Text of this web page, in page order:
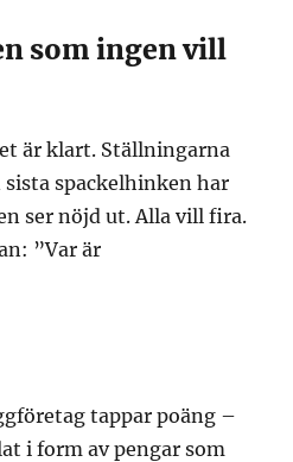
som ingen vill
är klart. Ställningarna
spackelhinken har
ser nöjd ut. Alla vill fira.
”Var är
tappar poäng –
i form av pengar som